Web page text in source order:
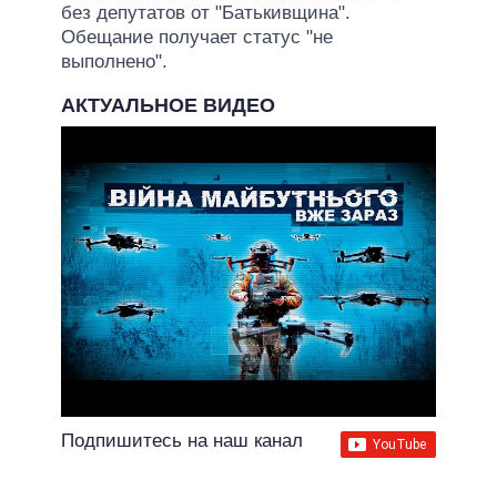
без депутатов от "Батькивщина".
Обещание получает статус "не
выполнено".
АКТУАЛЬНОЕ ВИДЕО
Подпишитесь на наш канал